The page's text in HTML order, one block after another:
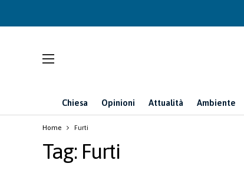
Chiesa Opinioni Attualità Ambiente
Home Furti
Tag: Furti